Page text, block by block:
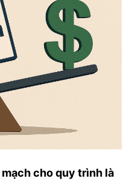
cho quy trình là